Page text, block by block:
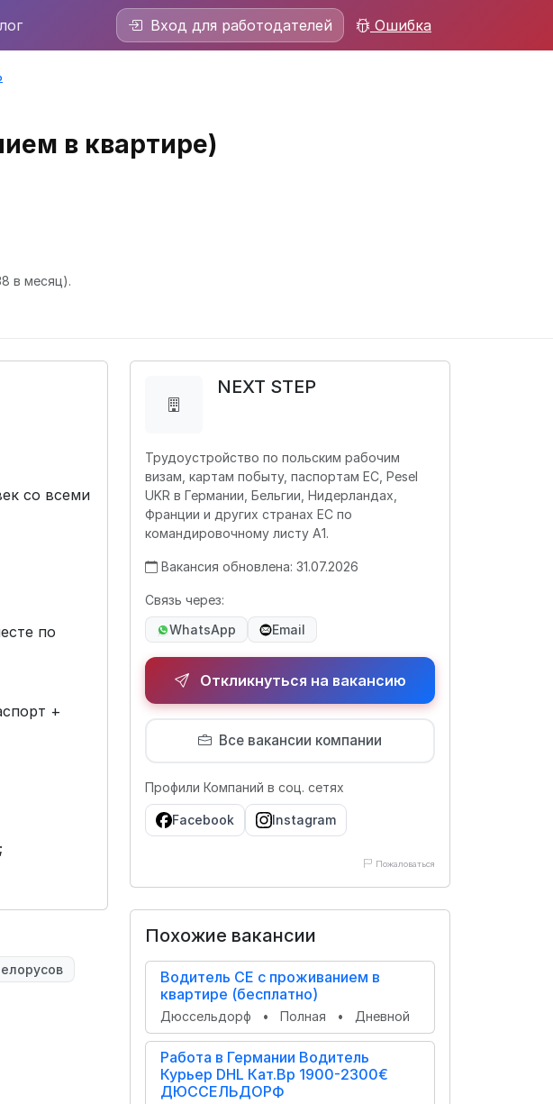
Вход для работодателей Ошибка
в квартире)
в месяц).
со всеми
по
+
NEXT STEP
Трудоустройство по польским рабочим
визам, картам побыту, паспортам ЕС, Pesel
UKR в Германии, Бельгии, Нидерландах,
Франции и других странах ЕС по
командировочному листу А1.
Вакансия обновлена: 31.07.2026
Связь через:
WhatsApp
Email
Откликнуться на вакансию
Все вакансии компании
Профили Компаний в соц. сетях
Facebook Instagram
Пожаловаться
Похожие вакансии
Водитель СЕ с проживанием в
квартире (бесплатно)
Дюссельдорф • Полная • Дневной
Работа в Германии Водитель
Курьер DHL Кат.Вр 1900-2300€
ДЮССЕЛЬДОРФ